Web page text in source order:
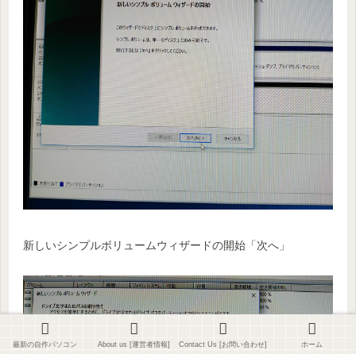
新しいシンプルボリュームウィザードの開始「次へ」
最新の自作パソコン About us [運営者情報] Contact Us [お問い合わせ] ホーム